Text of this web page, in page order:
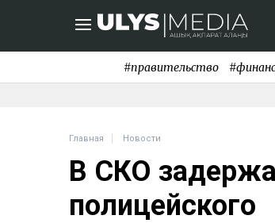
#правительство
Главная Новости
В СКО
полицейского